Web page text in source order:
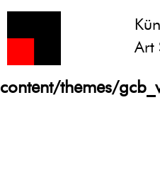
Notice
: Undefined
/homepages/21/
content/themes/
Art